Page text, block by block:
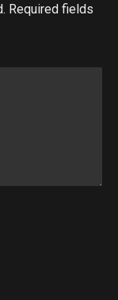
Required fields